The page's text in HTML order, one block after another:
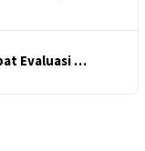
Evaluasi …